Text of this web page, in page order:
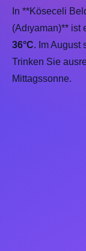
In **Köseceli
(Adıyaman)** ist
36°C. Im August
Trinken Sie
Mittagssonne.